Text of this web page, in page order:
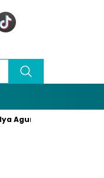
Agung, Rangkaian HUT